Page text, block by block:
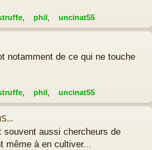
phil uncinat55
notamment de ce qui ne touche
phil uncinat55
souvent aussi chercheurs de
même à en cultiver...